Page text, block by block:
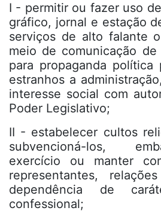
I - permitir ou fazer uso
gráfico, jornal e estação
serviços de alto falante
meio de comunicação de
para propaganda
estranhos a
interesse social com
Poder Legislativo;
II - estabelecer cultos
subvencioná-los,
exercício ou manter
representantes,
dependência de
confessional;